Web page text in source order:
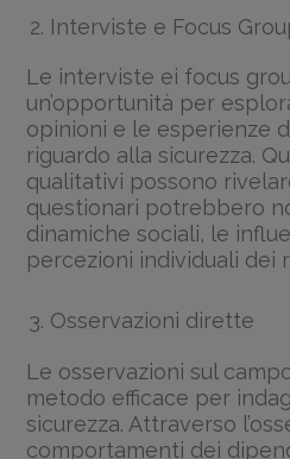
Interviste e Focus
Le interviste ei focus
un’opportunità per
opinioni e le esperienze
riguardo alla sicurezza.
qualitativi possono
questionari potrebbero
dinamiche sociali, le
percezioni individuali dei
Osservazioni dirette
Le osservazioni sul
metodo efficace per
sicurezza. Attraverso
comportamenti dei